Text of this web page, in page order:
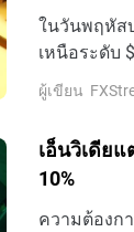
ในวันพฤหัส
เหนือระดับ
เทรดเดอร์
เกี่ยวกับช่อ
$4,260 เพิ่
ผู้เขียน
เอ็นวิเดีย
10%
ความต้องก